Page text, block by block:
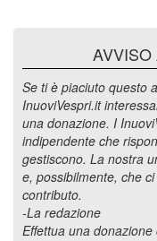
AVVISO
Se ti è piaciuto questo
InuoviVespri.it
una donazione. I
indipendente che
gestiscono. La nostra
e, possibilmente, che
contributo.
-La redazione
Effettua una